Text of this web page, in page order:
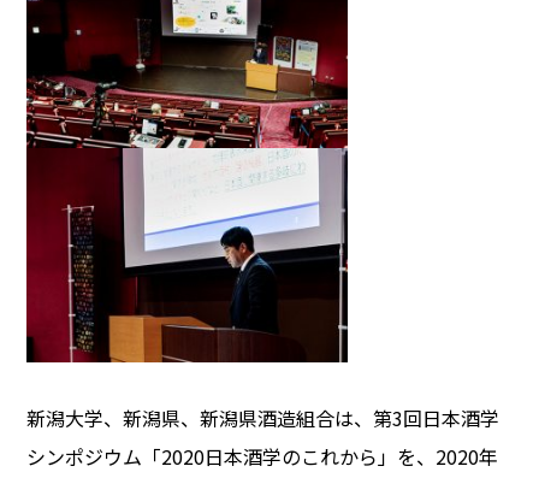
新潟大学、新潟県、新潟県酒造組合は、第3回日本酒学
シンポジウム「2020日本酒学のこれから」を、2020年